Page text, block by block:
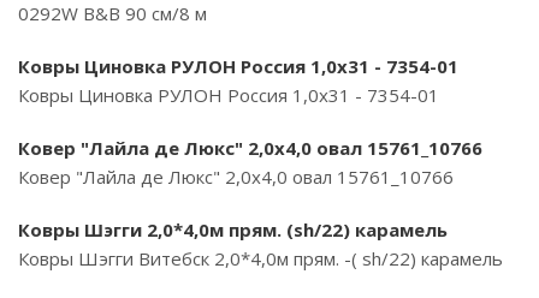
0292W B&B 90 см/8 м
Ковры Циновка РУЛОН Россия 1,0х31 - 7354-01
Ковры Циновка РУЛОН Россия 1,0х31 - 7354-01
Ковер "Лайла де Люкс" 2,0х4,0 овал 15761_10766
Ковер "Лайла де Люкс" 2,0х4,0 овал 15761_10766
Ковры Шэгги 2,0*4,0м прям. (sh/22) карамель
Ковры Шэгги Витебск 2,0*4,0м прям. -( sh/22) карамель